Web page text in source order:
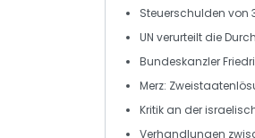
Steuerschulden von
UN verurteilt die
Bundeskanzler
Merz:
Kritik an der
Verhandlungen